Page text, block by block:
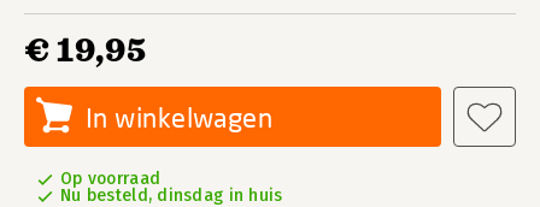
€ 19,95
In winkelwagen
Op voorraad
Nu besteld, dinsdag in huis